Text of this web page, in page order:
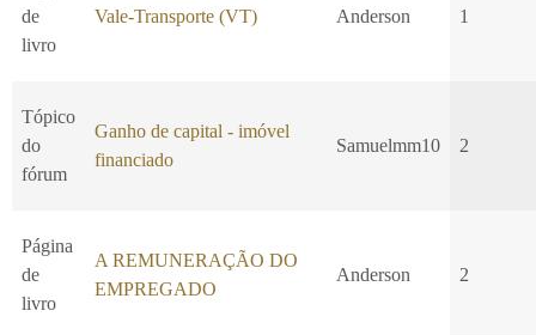
de
livro
Vale-Transporte (VT) Anderson 1
Tópico
do
fórum
Ganho de capital - imóvel
financiado
Samuelmm10 2
Página
de
livro
A REMUNERAÇÃO DO
EMPREGADO
Anderson 2